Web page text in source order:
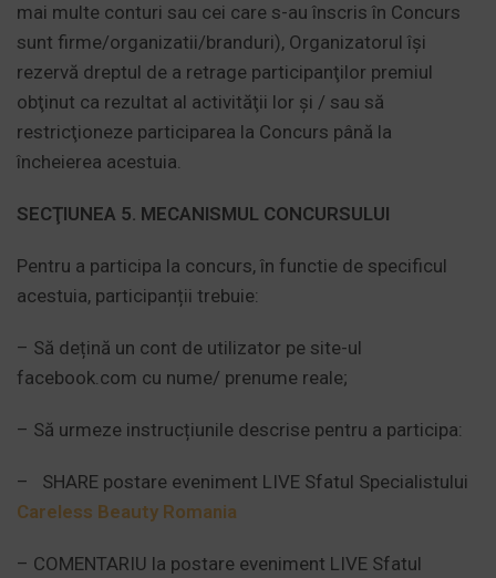
mai multe conturi sau cei care s-au înscris în Concurs
sunt firme/organizatii/branduri), Organizatorul îşi
rezervă dreptul de a retrage participanţilor premiul
obţinut ca rezultat al activităţii lor şi / sau să
restricţioneze participarea la Concurs până la
încheierea acestuia.
SECŢIUNEA 5. MECANISMUL CONCURSULUI
Pentru a participa la concurs, în functie de specificul
acestuia, participanții trebuie:
– Să dețină un cont de utilizator pe site-ul
facebook.com cu nume/ prenume reale;
– Să urmeze instrucțiunile descrise pentru a participa:
–
SHARE postare eveniment LIVE Sfatul Specialistului
Careless Beauty Romania
– COMENTARIU la postare eveniment LIVE Sfatul